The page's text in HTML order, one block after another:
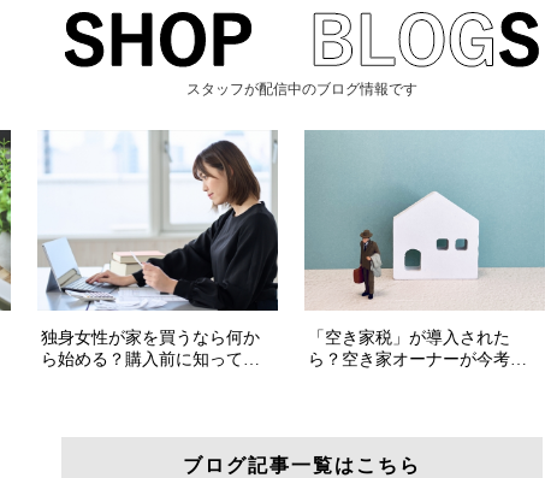
スタッフが配信中のブログ情報です
ブログ記事一覧はこちら